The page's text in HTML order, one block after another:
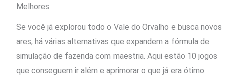
Melhores
Se você já explorou todo o Vale do Orvalho e busca novos
ares, há várias alternativas que expandem a fórmula de
simulação de fazenda com maestria. Aqui estão 10 jogos
que conseguem ir além e aprimorar o que já era ótimo.